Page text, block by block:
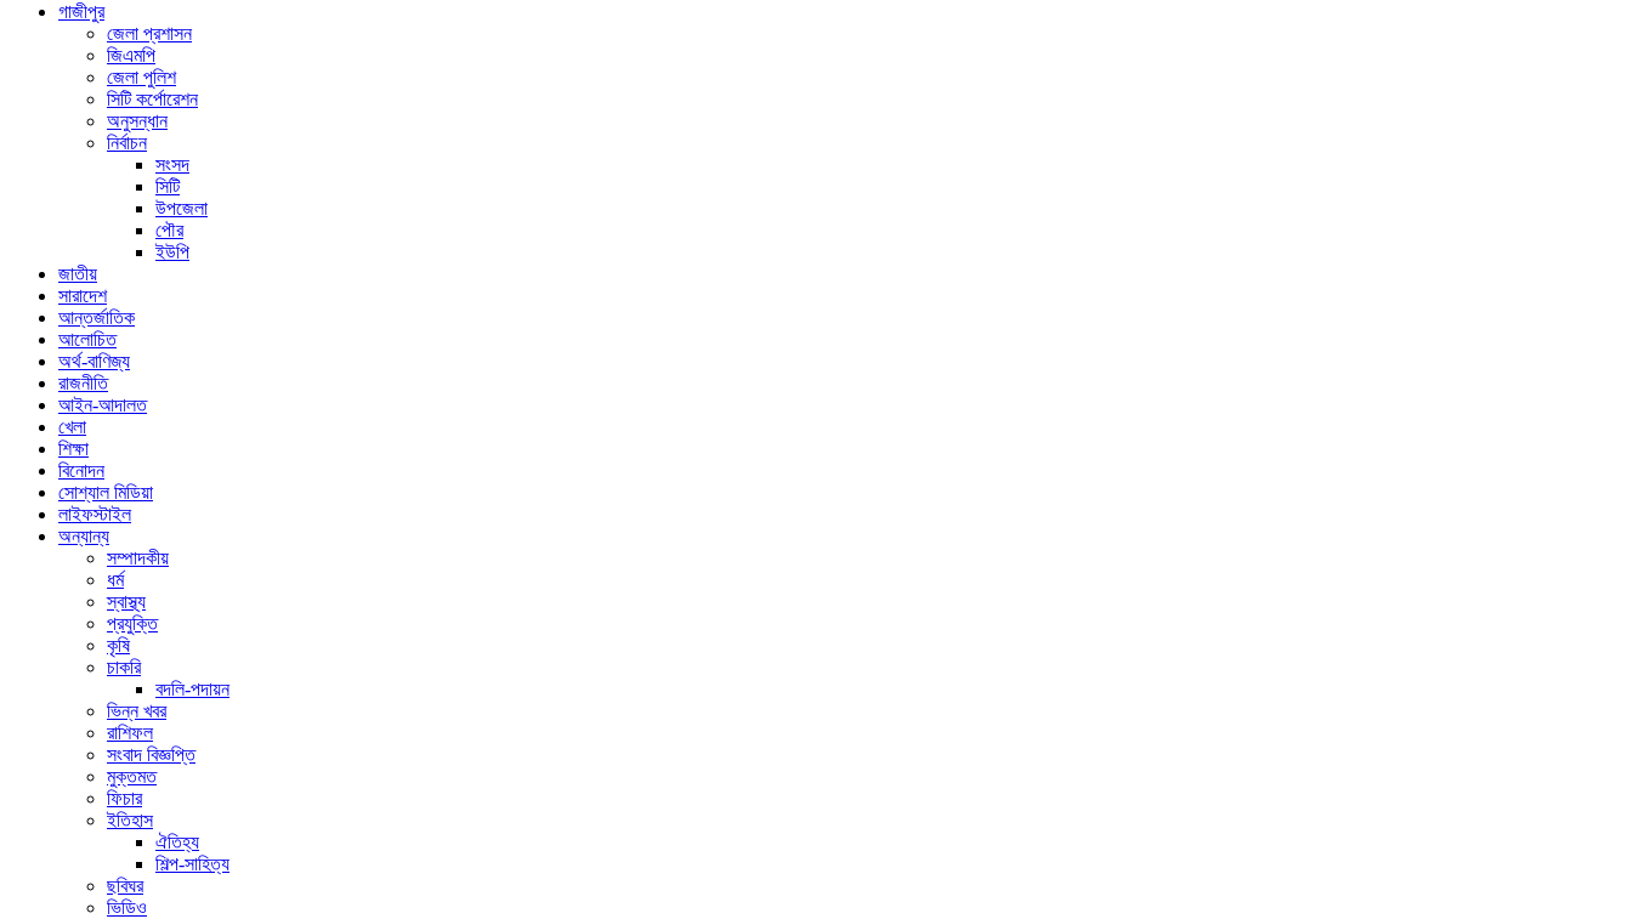
গাজীপুর
জেলা প্রশাসন
জিএমপি
জেলা পুলিশ
সিটি কর্পোরেশন
অনুসন্ধান
নির্বাচন
সংসদ
সিটি
উপজেলা
পৌর
ইউপি
জাতীয়
সারাদেশ
আন্তর্জাতিক
আলোচিত
অর্থ-বাণিজ্য
রাজনীতি
আইন-আদালত
খেলা
শিক্ষা
বিনোদন
সোশ্যাল মিডিয়া
লাইফস্টাইল
অন্যান্য
সম্পাদকীয়
ধর্ম
স্বাস্থ্য
প্রযুক্তি
কৃষি
চাকরি
বদলি-পদায়ন
ভিন্ন খবর
রাশিফল
সংবাদ বিজ্ঞপ্তি
মুক্তমত
ফিচার
ইতিহাস
ঐতিহ্য
শিল্প-সাহিত্য
ছবিঘর
ভিডিও